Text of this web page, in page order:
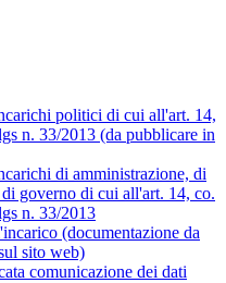
politici di cui all'art. 14,
n. 33/2013 (da pubblicare in
di amministrazione, di
governo di cui all'art. 14, co.
n. 33/2013
(documentazione da
sito web)
comunicazione dei dati